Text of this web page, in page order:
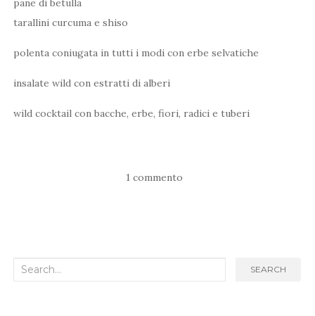
tarallini curcuma e shiso
polenta coniugata in tutti i modi con erbe selvatiche
insalate wild con estratti di alberi
wild cocktail con bacche, erbe, fiori, radici e tuberi
1 commento
Search
SEARCH